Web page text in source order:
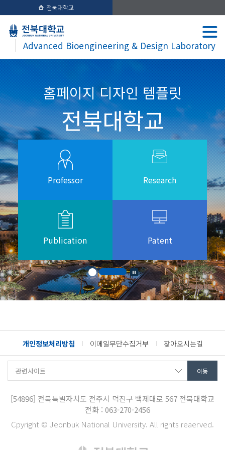
전북대학교
Advanced Bioengineering & Design Laboratory
홈페이지 디자인 템플릿
전북대학교
Professor Research
Publication Patent
개인정보처리방침 이메일무단수집거부 찾아오시는길
[54896] 전북특별자치도 전주시 덕진구 백제대로 567 전북대학교
전화 : 063-270-2456
Cpyright © Jeonbuk National University. All rights reaerved.